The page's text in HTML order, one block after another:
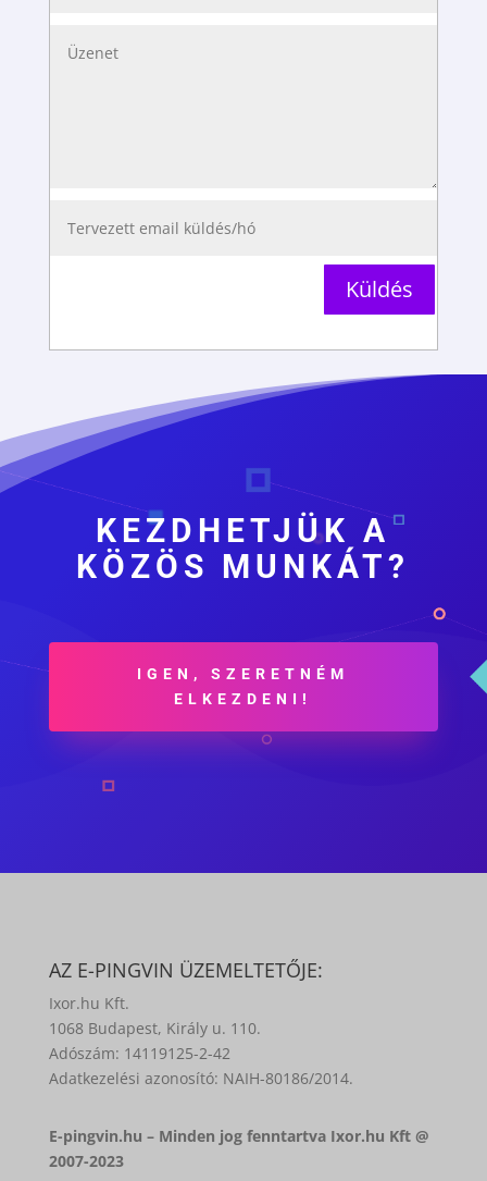
Küldés
KEZDHETJÜK A
KÖZÖS MUNKÁT?
IGEN, SZERETNÉM
ELKEZDENI!
AZ E-PINGVIN ÜZEMELTETŐJE:
Ixor.hu Kft.
1068 Budapest, Király u. 110.
Adószám: 14119125-2-42
Adatkezelési azonosító: NAIH-80186/2014.
E-pingvin.hu – Minden jog fenntartva Ixor.hu Kft @
2007-2023